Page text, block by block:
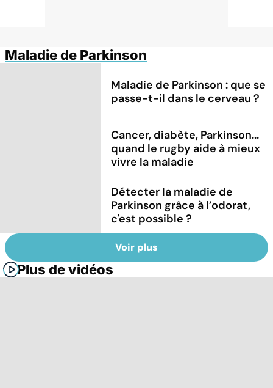
Maladie de Parkinson
Maladie de Parkinson : que se
passe-t-il dans le cerveau ?
Cancer, diabète, Parkinson...
quand le rugby aide à mieux
vivre la maladie
Détecter la maladie de
Parkinson grâce à l’odorat,
c'est possible ?
Voir plus
Plus de vidéos